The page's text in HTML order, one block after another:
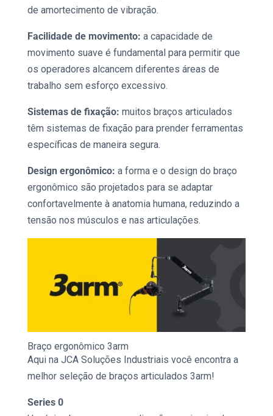
de amortecimento de vibração.
Facilidade de movimento: a capacidade de
movimento suave é fundamental para permitir que
os operadores alcancem diferentes áreas de
trabalho sem esforço excessivo.
Sistemas de fixação: muitos braços articulados
têm sistemas de fixação para prender ferramentas
específicas de maneira segura.
Design ergonômico: a forma e o design do braço
ergonômico são projetados para se adaptar
confortavelmente à anatomia humana, reduzindo a
tensão nos músculos e nas articulações.
Braço ergonômico 3arm
Aqui na JCA Soluções Industriais você encontra a
melhor seleção de braços articulados 3arm!
Series 0